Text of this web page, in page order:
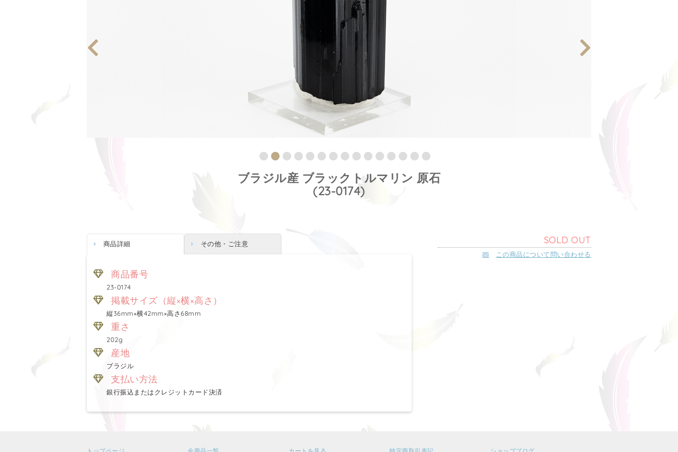
ブラジル産 ブラックトルマリン 原石
(23-0174)
SOLD OUT
この商品について問い合わせる
商品詳細 その他・ご注意
商品番号
23-0174
掲載サイズ（縦×横×高さ）
縦36mm×横42mm×高さ68mm
重さ
202g
産地
ブラジル
支払い方法
銀行振込またはクレジットカード決済